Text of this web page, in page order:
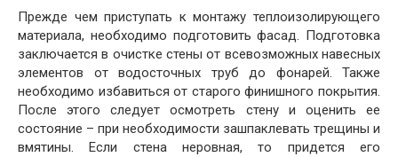
Прежде чем приступать к монтажу теплоизолирующего
материала, необходимо подготовить фасад. Подготовка
заключается в очистке стены от всевозможных навесных
элементов от водосточных труб до фонарей. Также
необходимо избавиться от старого финишного покрытия.
После этого следует осмотреть стену и оценить ее
состояние – при необходимости зашпаклевать трещины и
вмятины. Если стена неровная, то придется его